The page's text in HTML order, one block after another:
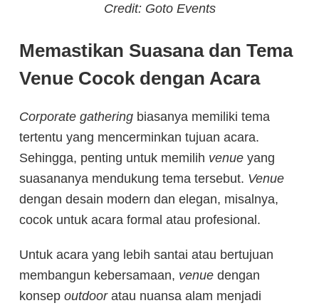
Credit: Goto Events
Memastikan Suasana dan Tema
Venue Cocok dengan Acara
Corporate gathering biasanya memiliki tema
tertentu yang mencerminkan tujuan acara.
Sehingga, penting untuk memilih venue yang
suasananya mendukung tema tersebut. Venue
dengan desain modern dan elegan, misalnya,
cocok untuk acara formal atau profesional.
Untuk acara yang lebih santai atau bertujuan
membangun kebersamaan, venue dengan
konsep outdoor atau nuansa alam menjadi